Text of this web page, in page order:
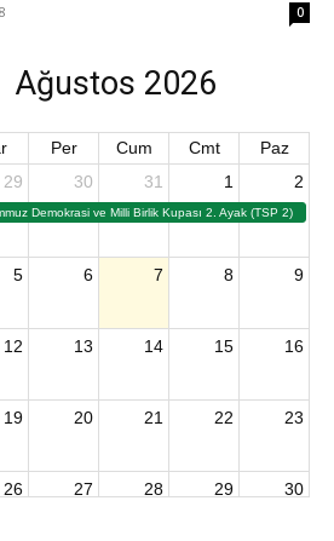
0
Ağustos 2026
Per Cum Cmt
Paz
29
Demokrasi ve Milli Birlik Kupası 2. Ayak (TSP 2)
30 31 1 2
5 6 7 8 9
12 13 14 15 16
19 20 21 22 23
26 27 28 29 30